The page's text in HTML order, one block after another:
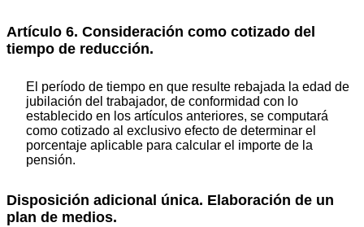
Artículo 6. Consideración como cotizado del
tiempo de reducción.
El período de tiempo en que resulte rebajada la edad de
jubilación del trabajador, de conformidad con lo
establecido en los artículos anteriores, se computará
como cotizado al exclusivo efecto de determinar el
porcentaje aplicable para calcular el importe de la
pensión.
Disposición adicional única. Elaboración de un
plan de medios.